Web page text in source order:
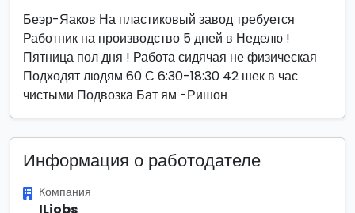
Беэр-Яаков На пластиковый завод требуется
Работник на производство 5 дней в Неделю !
Пятница пол дня ! Работа сидячая не физическая
Подходят людям 60 С 6:30-18:30 42 шек в час
чистыми Подвозка Бат ям -Ришон
Информация о работодателе
Компания